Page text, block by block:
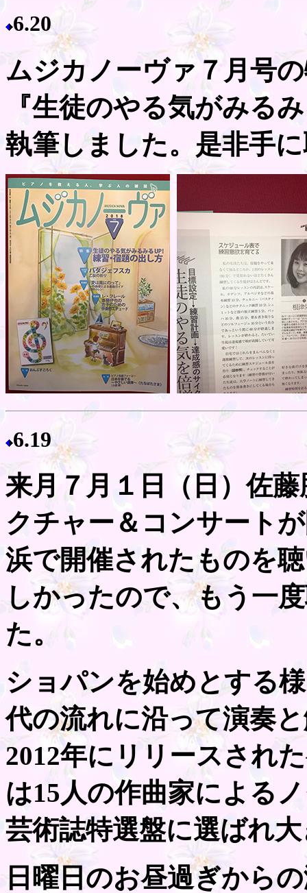
6.20
ムジカノーヴァ７月号
『生徒のやる気がみる
執筆しました。是非手
6.19
来月７月１日（日）佐
クチャー＆コンサート
浜で開催されたものを
しかったので、もう一
た。
ショパンを始めとする
代の流れに沿って演奏
2012年にリリースされ
は15人の作曲家による
芸術誌特選盤に選ばれ
日曜日のお昼過ぎから